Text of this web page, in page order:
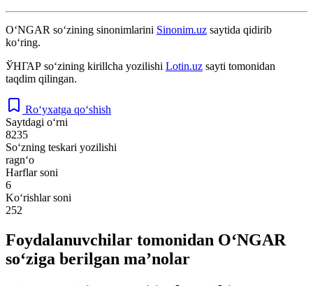
O‘NGAR so‘zining sinonimlarini Sinonim.uz saytida qidirib
ko‘ring.
ЎНГАР so‘zining kirillcha yozilishi Lotin.uz sayti tomonidan
taqdim qilingan.
Ro‘yxatga qo‘shish
Saytdagi o‘rni
8235
So‘zning teskari yozilishi
ragn‘o
Harflar soni
6
Ko‘rishlar soni
252
Foydalanuvchilar tomonidan O‘NGAR
so‘ziga berilgan ma’nolar